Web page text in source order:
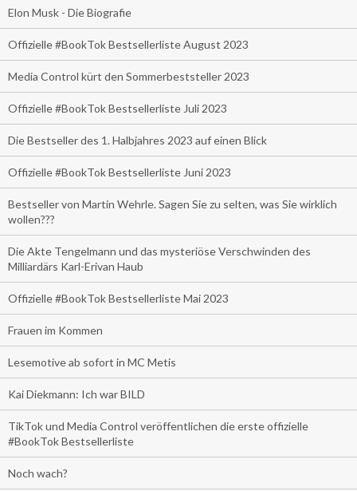
Elon Musk - Die Biografie
Offizielle #BookTok Bestsellerliste August 2023
Media Control kürt den Sommerbeststeller 2023
Offizielle #BookTok Bestsellerliste Juli 2023
Die Bestseller des 1. Halbjahres 2023 auf einen Blick
Offizielle #BookTok Bestsellerliste Juni 2023
Bestseller von Martin Wehrle. Sagen Sie zu selten, was Sie wirklich
wollen???
Die Akte Tengelmann und das mysteriöse Verschwinden des
Milliardärs Karl-Erivan Haub
Offizielle #BookTok Bestsellerliste Mai 2023
Frauen im Kommen
Lesemotive ab sofort in MC Metis
Kai Diekmann: Ich war BILD
TikTok und Media Control veröffentlichen die erste offizielle
#BookTok Bestsellerliste
Noch wach?